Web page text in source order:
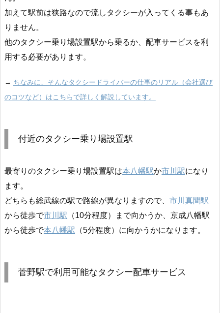
加えて駅前は狭路なので流しタクシーが入ってくる事もあ
りません。
他のタクシー乗り場設置駅から乗るか、配車サービスを利
用する必要があります。
→ ちなみに、そんなタクシードライバーの仕事のリアル（会社選び
のコツなど）はこちらで詳しく解説しています。
付近のタクシー乗り場設置駅
最寄りのタクシー乗り場設置駅は本八幡駅か市川駅になり
ます。
どちらも総武線の駅で路線が異なりますので、 市川真間駅
から徒歩で市川駅 （10分程度）まで向かうか、京成八幡駅
から徒歩で本八幡駅 （5分程度）に向かうかになります。
菅野駅で利用可能なタクシー配車サービス